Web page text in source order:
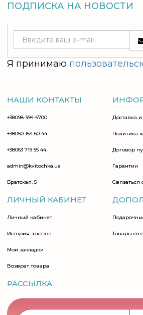
ПОДПИСКА НА НОВОСТИ
Я принимаю
НАШИ КОНТАКТЫ
+38098-994-6700
+38050 154 60 44
+38063 719 55 44
admin@kvitochka.ua
Братская, 5
Доставка и
Политика
Договор
Гарантии
Связаться
ЛИЧНЫЙ КАБИНЕТ
Личный кабинет
История заказов
Мои закладки
Возврат товара
Товары со
РАССЫЛКА